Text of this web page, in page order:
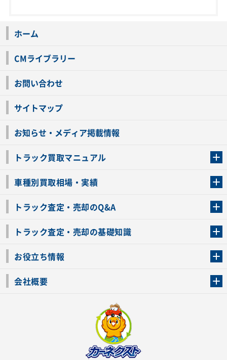
ホーム
CMライブラリー
お問い合わせ
サイトマップ
お知らせ・メディア掲載情報
トラック買取マニュアル
車種別買取相場・実績
トラック査定・売却のQ&A
トラック査定・売却の基礎知識
お役立ち情報
会社概要